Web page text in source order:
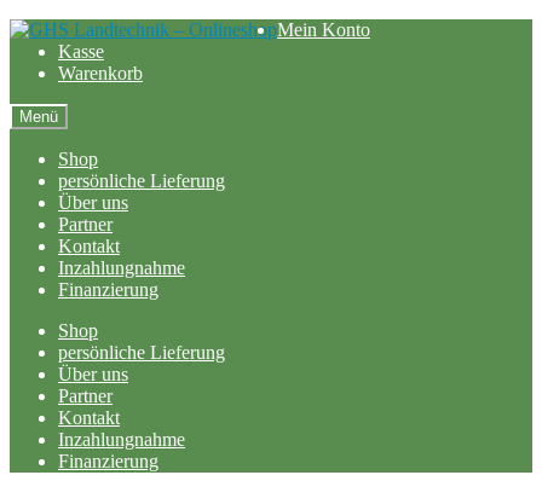
Zur
Navigation
springen
Zum
Inhalt
springen
Mein Konto
Kasse
Warenkorb
Menü
Shop
persönliche Lieferung
Über uns
Partner
Kontakt
Inzahlungnahme
Finanzierung
Shop
persönliche Lieferung
Über uns
Partner
Kontakt
Inzahlungnahme
Finanzierung